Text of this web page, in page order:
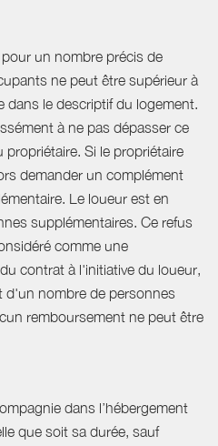
un nombre précis de
ne peut être supérieur à
dans le descriptif du logement.
à ne pas dépasser ce
Si le propriétaire
demander un complément
Le loueur est en
supplémentaires. Ce refus
comme une
contrat à l'initiative du loueur,
d'un nombre de personnes
remboursement ne peut être
dans l’hébergement
que soit sa durée, sauf